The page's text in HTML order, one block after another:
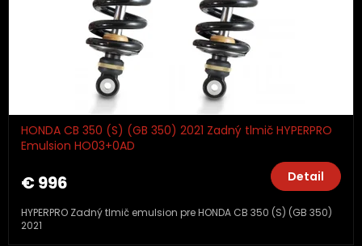
HONDA CB 350 (S) (GB 350) 2021 Zadný tlmič HYPERPRO
Emulsion HO03+0AD
€ 996 Detail
HYPERPRO Zadný tlmič emulsion pre HONDA CB 350 (S) (GB 350)
2021